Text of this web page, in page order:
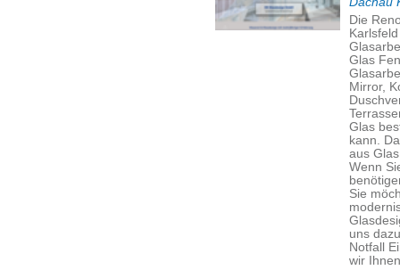
Die
Glas
Mirror,
Glas
kann.
aus
Wenn
Sie
uns
Notfall
wir